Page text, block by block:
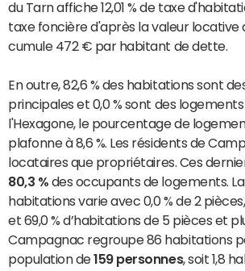
du Tarn affiche 12,01 % de taxe
taxe foncière d'après la valeur locative
cumule 472 € par habitant de dette.
En outre, 82,6 % des habitations sont
principales et 0,0 % sont des
l'Hexagone, le pourcentage de
plafonne à 8,6 %. Les résidents de
locataires que propriétaires. Ces
80,3 % des occupants de logements.
habitations varie avec 0,0 % de 2
et 69,0 % d’habitations de 5 pièces et
Campagnac regroupe 86 habitations
population de159 personnes, soit 1,8